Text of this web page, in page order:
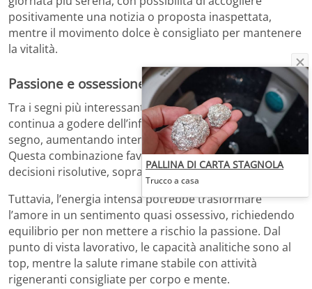
positivamente una notizia o proposta inaspettata,
mentre il movimento dolce è consigliato per mantenere
la vitalità.
Passione e ossessione: il segno sotto i riflettori
Tra i segni più interessanti di oggi c’è loScorpione, che
continua a godere dell’influsso di Sole e Mercurio nel
segno, aumentando intensità e fascino personale.
Questa combinazione favorisce gesti importanti e
decisioni risolutive, soprattutto in campo sentimentale.
Tuttavia, l’energia intensa potrebbe trasformare
l’amore in un sentimento quasi ossessivo, richiedendo
equilibrio per non mettere a rischio la passione. Dal
punto di vista lavorativo, le capacità analitiche sono al
top, mentre la salute rimane stabile con attività
rigeneranti consigliate per corpo e mente.
PALLINA DI CARTA STAGNOLA
Trucco a casa